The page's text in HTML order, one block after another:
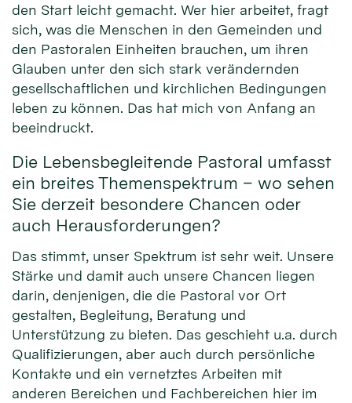
den Start leicht gemacht. Wer hier arbeitet, fragt
sich, was die Menschen in den Gemeinden und
den Pastoralen Einheiten brauchen, um ihren
Glauben unter den sich stark verändernden
gesellschaftlichen und kirchlichen Bedingungen
leben zu können. Das hat mich von Anfang an
beeindruckt.
Die Lebensbegleitende Pastoral umfasst
ein breites Themenspektrum – wo sehen
Sie derzeit besondere Chancen oder
auch Herausforderungen?
Das stimmt, unser Spektrum ist sehr weit. Unsere
Stärke und damit auch unsere Chancen liegen
darin, denjenigen, die die Pastoral vor Ort
gestalten, Begleitung, Beratung und
Unterstützung zu bieten. Das geschieht u.a. durch
Qualifizierungen, aber auch durch persönliche
Kontakte und ein vernetztes Arbeiten mit
anderen Bereichen und Fachbereichen hier im